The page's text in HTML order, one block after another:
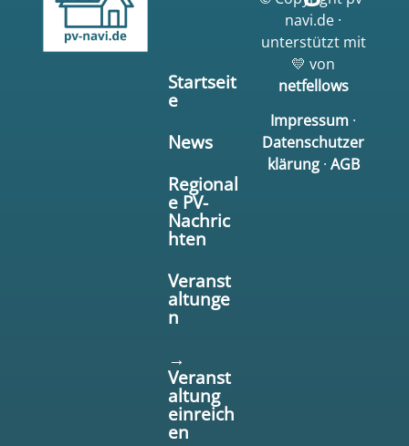
Startseit
e
News
Regional
e PV-
Nachric
hten
Veranst
altunge
n
→
Veranst
altung
einreich
en
navi.de ·
unterstützt mit
💛 von
netfellows
Impressum ·
Datenschutzer
klärung· AGB